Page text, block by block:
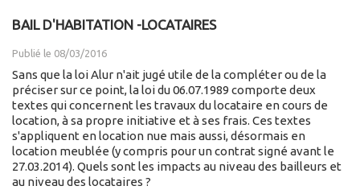
BAIL D'HABITATION -LOCATAIRES
Publié le 08/03/2016
Sans que la loi Alur n'ait jugé utile de la compléter ou de la
préciser sur ce point, la loi du 06.07.1989 comporte deux
textes qui concernent les travaux du locataire en cours de
location, à sa propre initiative et à ses frais. Ces textes
s'appliquent en location nue mais aussi, désormais en
location meublée (y compris pour un contrat signé avant le
27.03.2014). Quels sont les impacts au niveau des bailleurs et
au niveau des locataires ?